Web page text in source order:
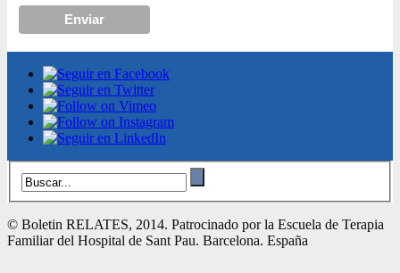
© Boletin RELATES, 2014. Patrocinado por la Escuela de Terapia
Familiar del Hospital de Sant Pau. Barcelona. España